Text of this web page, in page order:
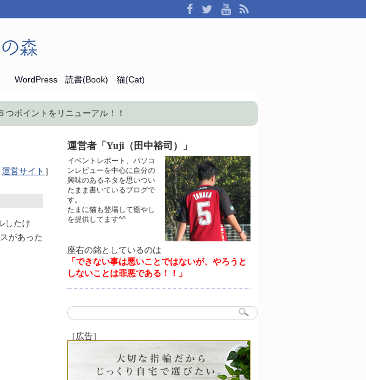
森
WordPress 読書(Book) 猫(Cat)
ポイントをリニューアル！！
運営サイト ］
したけ
があった
運営者「Yuji（田中裕司）」
イベントレポート、パソコ
ンレビューを中心に自分の
興味のあるネタを思いつい
たまま書いているブログで
す。
たまに猫も登場して癒やし
を提供してます^^
座右の銘としているのは
「できない事は悪いことではないが、やろうと
しないことは罪悪である！！」
［広告］